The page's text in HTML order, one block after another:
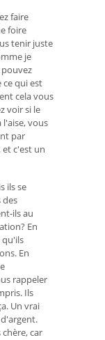
faire
foire
tenir juste
je
qui est
cela vous
voir si le
l'aise, vous
par
et c'est un
ils se
des
ils au
En
qu'ils
En
rappeler
Ils
Un vrai
car